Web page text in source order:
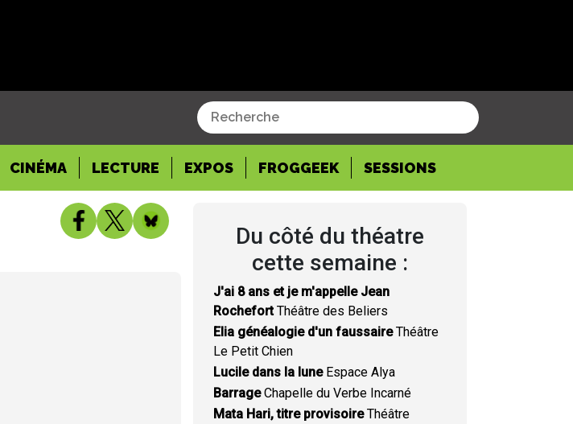
CINÉMA LECTURE EXPOS FROGGEEK SESSIONS
Du côté du théatre
cette semaine :
J'ai 8 ans et je m'appelle Jean
RochefortThéâtre des Beliers
Elia généalogie d'un faussaireThéâtre
Le Petit Chien
Lucile dans la luneEspace Alya
BarrageChapelle du Verbe Incarné
Mata Hari, titre provisoireThéâtre